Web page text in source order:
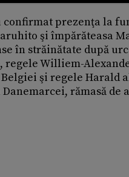
confirmat prezenţa la
şi împărăteasa
în străinătate după
regele Williem-
şi regele Harald
rămasă